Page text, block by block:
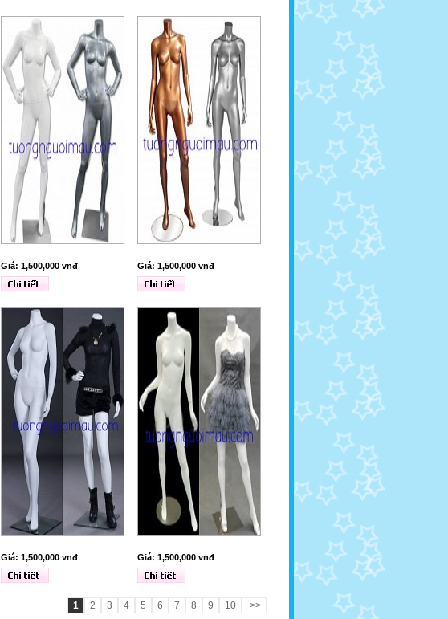
Giá: 1,500,000 vnđ Giá: 1,500,000 vnđ
Giá: 1,500,000 vnđ Giá: 1,500,000 vnđ
1 2 3 4 5 6 7 8 9 10 >>